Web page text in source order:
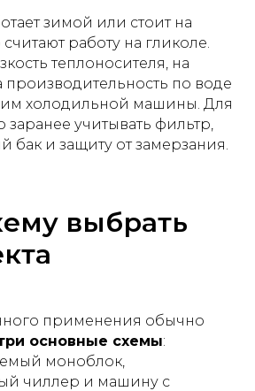
зимой или стоит на
работу на гликоле.
теплоносителя, на
производительность по воде
холодильной машины. Для
заранее учитывать фильтр,
бак и защиту от замерзания.
выбрать
применения обычно
основные схемы:
моноблок,
чиллер и машину с